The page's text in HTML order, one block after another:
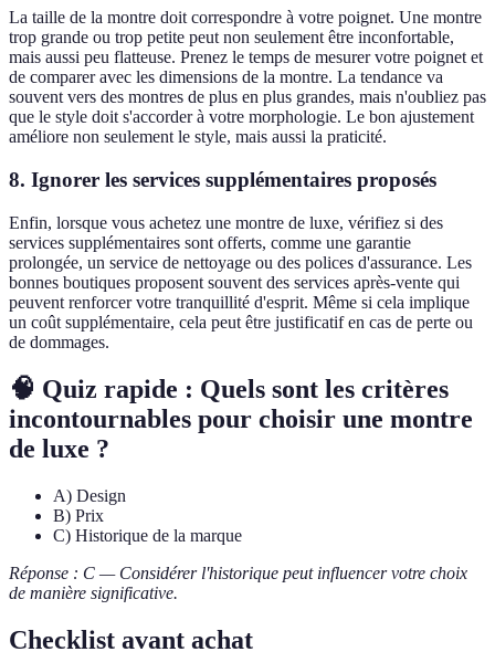
La taille de la montre doit correspondre à votre poignet. Une montre
trop grande ou trop petite peut non seulement être inconfortable,
mais aussi peu flatteuse. Prenez le temps de mesurer votre poignet et
de comparer avec les dimensions de la montre. La tendance va
souvent vers des montres de plus en plus grandes, mais n'oubliez pas
que le style doit s'accorder à votre morphologie. Le bon ajustement
améliore non seulement le style, mais aussi la praticité.
8. Ignorer les services supplémentaires proposés
Enfin, lorsque vous achetez une montre de luxe, vérifiez si des
services supplémentaires sont offerts, comme une garantie
prolongée, un service de nettoyage ou des polices d'assurance. Les
bonnes boutiques proposent souvent des services après-vente qui
peuvent renforcer votre tranquillité d'esprit. Même si cela implique
un coût supplémentaire, cela peut être justificatif en cas de perte ou
de dommages.
🧠 Quiz rapide : Quels sont les critères
incontournables pour choisir une montre
de luxe ?
A) Design
B) Prix
C) Historique de la marque
Réponse : C — Considérer l'historique peut influencer votre choix
de manière significative.
Checklist avant achat